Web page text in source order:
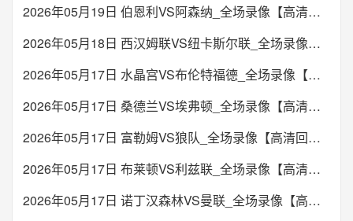
2026年05月19日 伯恩利VS阿森纳_全场录像【高清回放】
2026年05月18日 西汉姆联VS纽卡斯尔联_全场录像【高清回放】
2026年05月17日 水晶宫VS布伦特福德_全场录像【高清回放】
2026年05月17日 桑德兰VS埃弗顿_全场录像【高清回放】
2026年05月17日 富勒姆VS狼队_全场录像【高清回放】
2026年05月17日 布莱顿VS利兹联_全场录像【高清回放】
2026年05月17日 诺丁汉森林VS曼联_全场录像【高清回放】